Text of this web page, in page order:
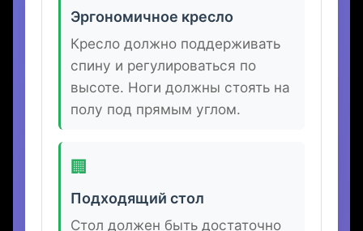
компьютером.
🪑
Кресло должно поддерживать
спину и регулироваться по
высоте. Ноги должны стоять на
полу под прямым углом.